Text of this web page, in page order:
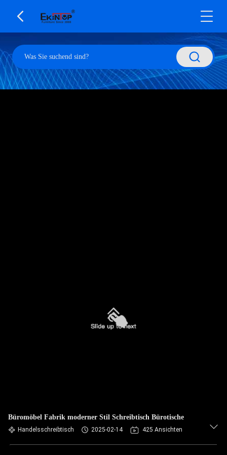
Büromöbel Fabrik moderner Stil Schreibtisch Bürotische
Handelsschreibtisch 2025-02-14 425 Ansichten